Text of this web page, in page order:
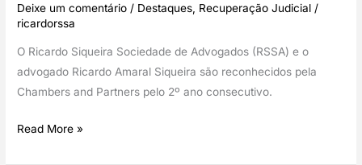
a
advocacia
a
partir
de
Deixe um comentário / Destaques Recuperação Judicial /
ricardorssa
O Ricardo Siqueira Sociedade de Advogados (RSSA) e o
advogado Ricardo Amaral Siqueira são reconhecidos pela
Chambers and Partners pelo 2º ano consecutivo.
RSSA
Read More »